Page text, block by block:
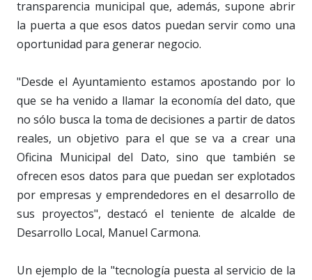
transparencia municipal que, además, supone abrir
la puerta a que esos datos puedan servir como una
oportunidad para generar negocio.
"Desde el Ayuntamiento estamos apostando por lo
que se ha venido a llamar la economía del dato, que
no sólo busca la toma de decisiones a partir de datos
reales, un objetivo para el que se va a crear una
Oficina Municipal del Dato, sino que también se
ofrecen esos datos para que puedan ser explotados
por empresas y emprendedores en el desarrollo de
sus proyectos", destacó el teniente de alcalde de
Desarrollo Local, Manuel Carmona.
Un ejemplo de la "tecnología puesta al servicio de la